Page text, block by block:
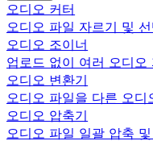
오디오 커터
오디오 파일 자르기 및
오디오 조이너
업로드 없이 여러 오디
오디오 변환기
오디오 파일을 다른 오
오디오 압축기
오디오 파일 일괄 압축